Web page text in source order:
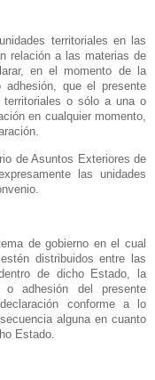
territoriales en las
relación a las materias de
en el momento de la
adhesión, que el presente
o sólo a una o
en cualquier momento,
de Asuntos Exteriores de
las unidades
de gobierno en el cual
distribuidos entre las
de dicho Estado, la
o adhesión del presente
conforme a lo
alguna en cuanto
Estado.